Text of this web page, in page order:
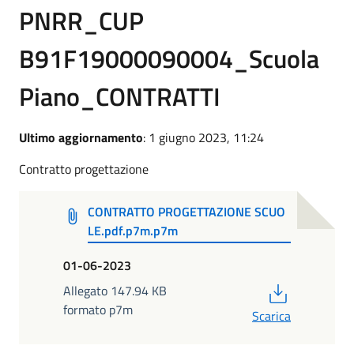
PNRR_CUP
B91F19000090004_Scuola
Piano_CONTRATTI
Ultimo aggiornamento: 1 giugno 2023, 11:24
Contratto progettazione
CONTRATTO PROGETTAZIONE SCUO
LE.pdf.p7m.p7m
01-06-2023
Allegato 147.94 KB
formato p7m
Scarica